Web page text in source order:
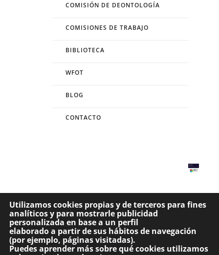
COMISIÓN DE DEONTOLOGÍA
COMISIONES DE TRABAJO
BIBLIOTECA
WFOT
BLOG
CONTACTO
Website propiedad del Consejo General de Colegios de Terapeutas Ocupacionales de
España. –Visita nuestro aviso legal Desarrollado por
Utilizamos cookies propias y de terceros para fines
analíticos y para mostrarle publicidad
personalizada en base a un perfil
elaborado a partir de sus hábitos de navegación
(por ejemplo, páginas visitadas).
Puedes aprender más sobre qué cookies utilizamos